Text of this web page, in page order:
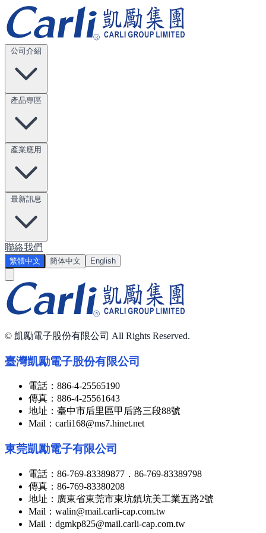
聯絡我們
繁體中文 簡体中文 English
© 凱勵電子股份有限公司 All Rights Reserved.
臺灣凱勵電子股份有限公司
電話： 886-4-25565190
傳真： 886-4-25561643
地址： 臺中市后里區甲后路三段88號
Mail： carli168@ms7.hinet.net
東莞凱勵電子有限公司
電話： 86-769-83389877．86-769-83389798
傳真： 86-769-83380208
地址： 廣東省東莞市東坑鎮坑美工業五路2號
Mail： walin@mail.carli-cap.com.tw
Mail： dgmkp825@mail.carli-cap.com.tw